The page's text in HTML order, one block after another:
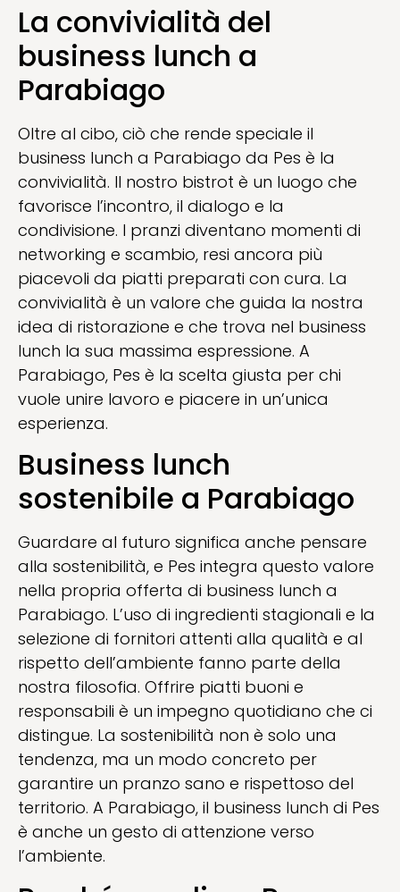
La convivialità del
business lunch a
Parabiago
Oltre al cibo, ciò che rende speciale il
business lunch a Parabiago da Pes è la
convivialità. Il nostro bistrot è un luogo che
favorisce l’incontro, il dialogo e la
condivisione. I pranzi diventano momenti di
networking e scambio, resi ancora più
piacevoli da piatti preparati con cura. La
convivialità è un valore che guida la nostra
idea di ristorazione e che trova nel business
lunch la sua massima espressione. A
Parabiago, Pes è la scelta giusta per chi
vuole unire lavoro e piacere in un’unica
esperienza.
Business lunch
sostenibile a Parabiago
Guardare al futuro significa anche pensare
alla sostenibilità, e Pes integra questo valore
nella propria offerta di business lunch a
Parabiago. L’uso di ingredienti stagionali e la
selezione di fornitori attenti alla qualità e al
rispetto dell’ambiente fanno parte della
nostra filosofia. Offrire piatti buoni e
responsabili è un impegno quotidiano che ci
distingue. La sostenibilità non è solo una
tendenza, ma un modo concreto per
garantire un pranzo sano e rispettoso del
territorio. A Parabiago, il business lunch di Pes
è anche un gesto di attenzione verso
l’ambiente.